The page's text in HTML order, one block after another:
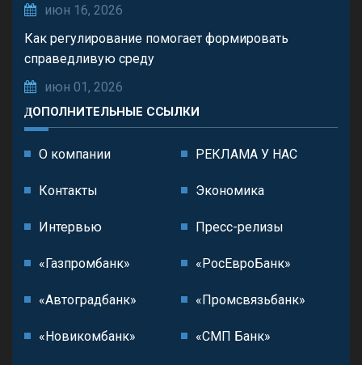
июн 16, 2026
Как регулирование помогает формировать
справедливую среду
июн 01, 2026
ДОПОЛНИТЕЛЬНЫЕ ССЫЛКИ
О компании РЕКЛАМА У НАС
Контакты Экономика
Интервью Пресс-релизы
«Газпромбанк» «РосЕвроБанк»
«Автоградбанк» «Промсвязьбанк»
«Новикомбанк» «СМП Банк»